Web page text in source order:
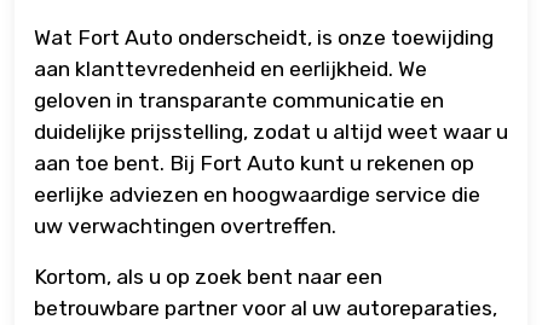
Wat Fort Auto onderscheidt, is onze toewijding
aan klanttevredenheid en eerlijkheid. We
geloven in transparante communicatie en
duidelijke prijsstelling, zodat u altijd weet waar u
aan toe bent. Bij Fort Auto kunt u rekenen op
eerlijke adviezen en hoogwaardige service die
uw verwachtingen overtreffen.
Kortom, als u op zoek bent naar een
betrouwbare partner voor al uw autoreparaties,